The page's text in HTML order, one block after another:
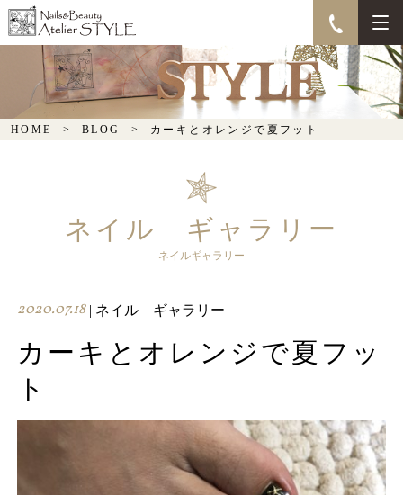
カーキとオレンジで夏フ
ット
HOME BLOG カーキとオレンジで夏フット
ネイル ギャラリー
ネイルギャラリー
2020.07.18| ネイル ギャラリー
カーキとオレンジで夏フッ
ト